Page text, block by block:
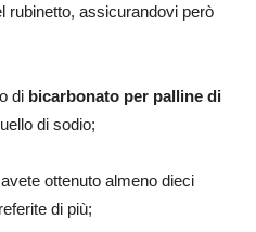
rubinetto, assicurandovi però
di bicarbonato per palline di
di sodio;
ottenuto almeno dieci
di più;